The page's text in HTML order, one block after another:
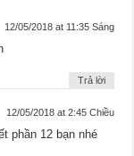
12/05/2018 at 11:35 Sáng
Trả lời
12/05/2018 at 2:45 Chiều
phần 12 bạn nhé